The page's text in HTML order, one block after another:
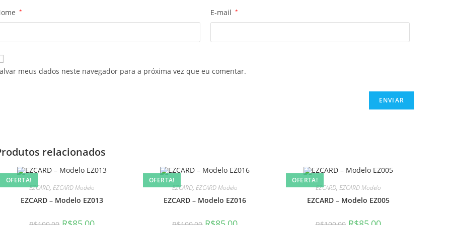
* E-mail *
meus dados neste navegador para a próxima vez que eu comentar.
relacionados
OFERTA!
EZCARD,EZCARD Modelo
EZCARD – Modelo EZ013
O O
OFERTA!
EZCARD,EZCARD Modelo
EZCARD – Modelo EZ016
O O
OFERTA!
EZCARD, EZCARD Modelo
EZCARD – Modelo EZ005
O O